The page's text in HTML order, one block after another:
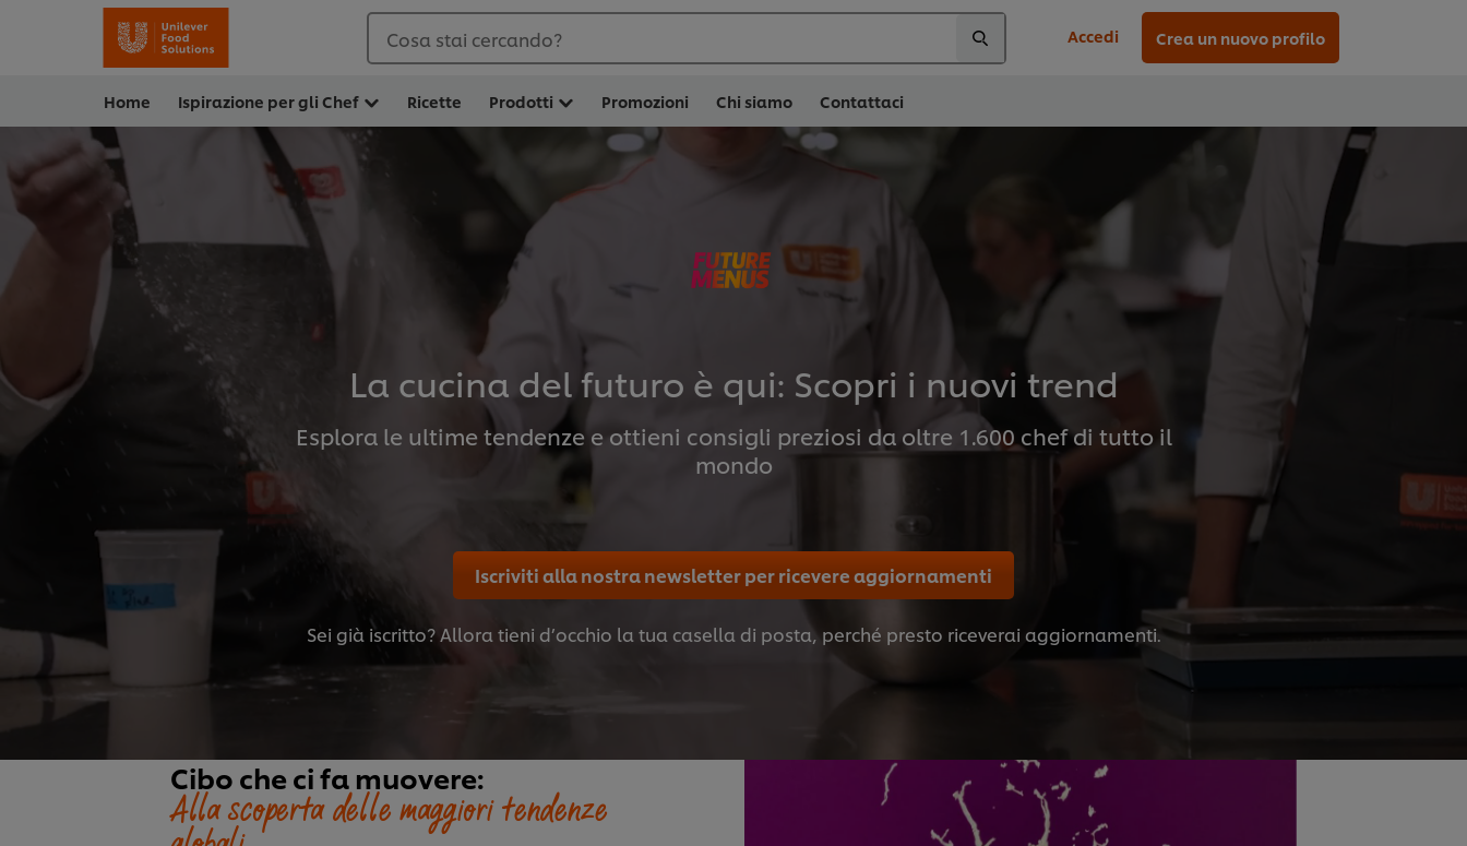
Cosa stai cercando? Accedi Crea un nuovo profilo
Home Ispirazione per gli Chef Ricette Prodotti Promozioni Chi siamo Contattaci
La cucina del futuro è qui: Scopri i nuovi trend
Esplora le ultime tendenze e ottieni consigli preziosi da oltre 1.600 chef di tutto il
mondo
Iscriviti alla nostra newsletter per ricevere aggiornamenti
Sei già iscritto? Allora tieni d’occhio la tua casella di posta, perché presto riceverai aggiornamenti.
Cibo che ci fa muovere:
Alla scoperta delle maggiori tendenze